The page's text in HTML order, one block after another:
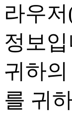
라우저
정보
귀하
를 귀